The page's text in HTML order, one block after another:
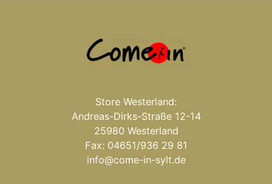
Store Westerland:
Andreas-Dirks-Straße 12-14
25980 Westerland
Fax: 04651/936 29 81
info@come-in-sylt.de